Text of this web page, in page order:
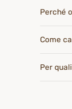
Perché
Come
Per